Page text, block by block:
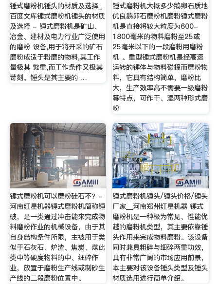
锤式磨粉机锤头的材质及选择_
百度文库锤式磨粉机锤头的材质
及选择 - 锤式磨粉机是矿山、
冶金、建材及电力行业广泛使用
的磨粉 设备,用于将开采的矿石
磨粉成适于粉磨的物料,其工作
量极其 繁重,而工作条件又极其
苛刻。锤头是其主要的 …
锤式磨粉机大概多少鹅卵石质地
优良鹅卵石磨粉机磨粉锤式磨粉
机是直接将较大粒度为600-
1800毫米的物料磨粉至25或
25毫米以下的一段磨粉用磨粉
机 。重型锤式磨粉机是经高速
运转的锤体与物料碰撞而磨粉物
料，它具有结构简单，磨粉比
大，生产效率高不需要一级磨粉
等特点，可作干、湿两种形式磨
粉
锤式磨粉机可以磨粉硅石不？-
河南红星机器锤式磨粉机简称锤
破，是一类通过冲击能来完成物
料磨粉作业的机械设备，由于其
自身结构条件所限，主被用于类
似于石灰石、炉渣、焦炭、煤此
类中等硬度物料的中、细碎作
业，放置于磨粉生产线或制砂生
产线的二段磨粉位置中。
锤式磨粉机锤头/锤头价格/锤头
厂家__河南郑州红星机器 锤式
磨粉机是一种极为常见、性能优
越的磨粉机类型，其主要依靠锤
头作用来完成物料磨粉。该设备
同时兼具粗碎与细碎两重功效，
具有非常广阔的市场应用前景，
本主要对该设备锤头类型及锤头
材质选用进行简单介绍。